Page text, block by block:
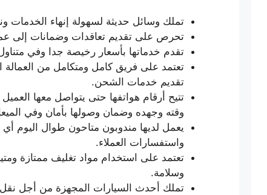
تملك وسائل حديثة لسهولة إنهاء الخدمات
تحرص على تقديم تعاقدات وضمانات إلى
تقدم خدماتها بأسعار رخيصة جدا وفي
تعتمد على فريق كامل ومتكامل من العمالة
تقديم خدمات الشحن.
تتيح أرقام هواتفها حتى يتواصل معها
وقته وجهده وضمان وصولها بأمان وفي
واستفسارات العملاء.
تعتمد على استخدام مواد تغليف ممتازة
وسلامة.
تملك أحدث السيارات المجهزة من أجل